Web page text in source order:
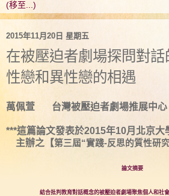
2015年11月20日 星期五
在被壓迫者劇場探問對
性戀和異性戀的相遇
萬佩萱 台灣被壓迫者劇場推展中心
***這篇論文發表於2015年10月 北京大
主辦之
【第三屆“實踐-反思的質性研
論文摘要
結合批判教育對話概念的被壓迫者劇場聚焦個人和社